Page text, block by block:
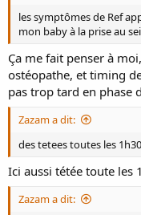
les symptômes de Ref
mon baby à la prise au
Ça me fait penser à
ostéopathe, et timing
pas trop tard en phase
Zazam a dit:
des tetees toutes les
Ici aussi tétée toute les
Zazam a dit: